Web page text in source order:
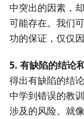
中突出的因素，
可能存在。我们
功的保证，仅仅
5. 有缺陷的结论
得出有缺陷的结
中学到错误的教
涉及的风险。就